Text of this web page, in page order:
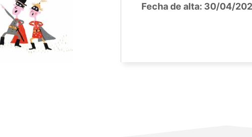
Fecha de alta: 30/04/